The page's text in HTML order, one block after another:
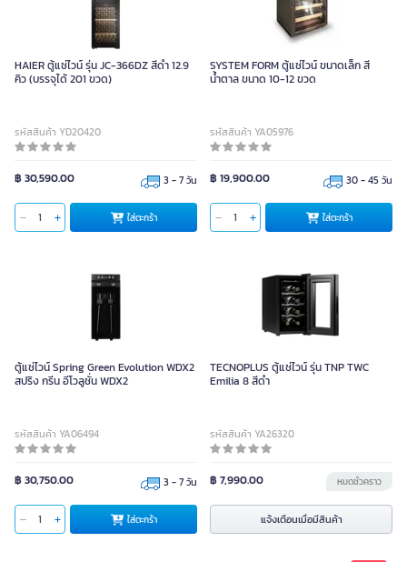
HAIER ตู้แช่ไวน์ รุ่น JC-366DZ สีดำ 12.9
คิว (บรรจุได้ 201 ขวด)
รหัสสินค้า YD20420
฿ 30,590.00 3 - 7 วัน
ใส่ตะกร้า
SYSTEM FORM ตู้แช่ไวน์ ขนาดเล็ก สี
น้ำตาล ขนาด 10-12 ขวด
รหัสสินค้า YA05976
฿ 19,900.00 30 - 45 วัน
ใส่ตะกร้า
ตู้แช่ไวน์ Spring Green Evolution WDX2
สปริง กรีน อีโวลูชั่น WDX2
รหัสสินค้า YA06494
฿ 30,750.00 3 - 7 วัน
ใส่ตะกร้า
TECNOPLUS ตู้แช่ไวน์ รุ่น TNP TWC
Emilia 8 สีดำ
รหัสสินค้า YA26320
฿ 7,990.00 หมดชั่วคราว
แจ้งเตือนเมื่อมีสินค้า